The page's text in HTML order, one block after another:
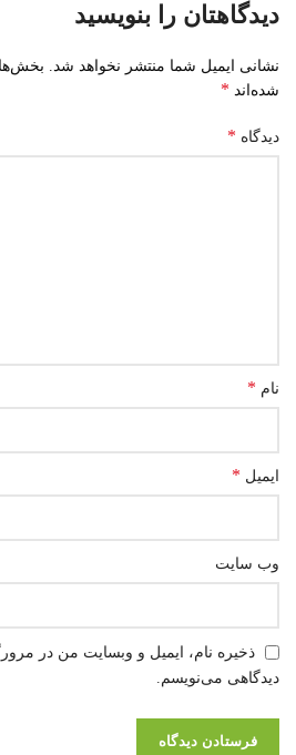
دیدگاهتان را بنویسید
نشانی ایمیل شما منتشر نخواهد شد.
شده‌اند *
دیدگاه *
نام *
ایمیل *
وب‌ سایت
ذخیره نام، ایمیل و وبسایت من در
دیدگاهی می‌نویسم.